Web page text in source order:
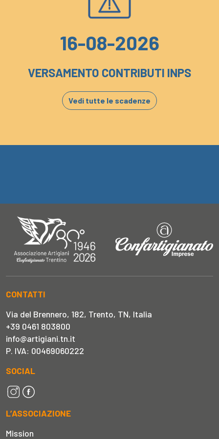
16-08-2026
VERSAMENTO CONTRIBUTI INPS
Vedi tutte le scadenze
CONTATTI
Via del Brennero, 182, Trento, TN, Italia
+39 0461 803800
info@artigiani.tn.it
P. IVA: 00469060222
SOCIAL
L’ASSOCIAZIONE
Mission